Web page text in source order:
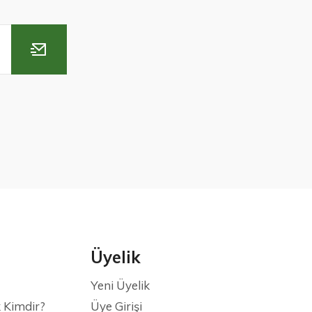
Kimdir?
Üyelik
Yeni Üyelik
Üye Girişi